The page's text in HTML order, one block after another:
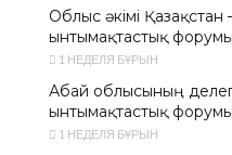
Облыс әкімі
ынтымақтастық
1 НЕДЕЛЯ БҰРЫН
Абай облысының
ынтымақтастық
1 НЕДЕЛЯ БҰРЫН